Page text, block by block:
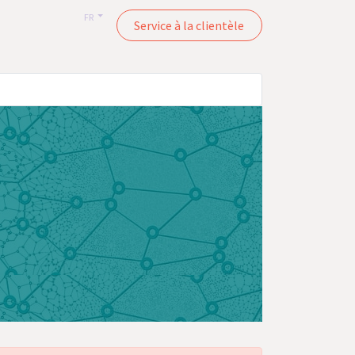
FR
Service à la clientèle